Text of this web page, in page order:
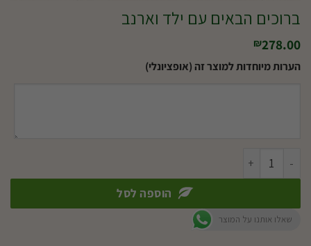
ברוכים הבאים עם ילד וארנב
₪278.00
הערות מיוחדות למוצר זה (אופציונלי)
כמות של ברוכים הבאים עם ילד וארנב
הוספה לסל
שאלו אותנו על המוצר